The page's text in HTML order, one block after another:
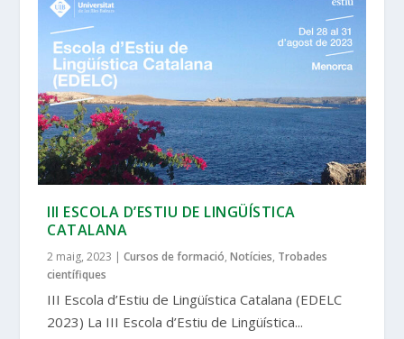
III ESCOLA D’ESTIU DE LINGÜÍSTICA
CATALANA
2 maig, 2023 |Cursos de formació,Notícies, Trobades
científiques
III Escola d’Estiu de Lingüística Catalana (EDELC
2023) La III Escola d’Estiu de Lingüística...